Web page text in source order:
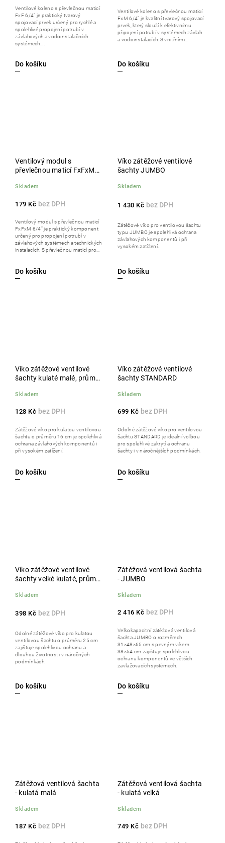
Do košíku
Ventilové koleno s převlečnou maticí
FxF 6/4" je praktický tvarový
spojovací prvek určený pro rychlé a
spolehlivé propojení potrubí v
závlahových a vodoinstalačních
systémech....
Do košíku
Ventilové koleno s převlečnou maticí
FxM 6/4" je kvalitní tvarový spojovací
prvek, který slouží k efektivnímu
připojení potrubí v systémech závlah
a vodoinstalacích. S vnitřními...
Ventilový modul s
převlečnou maticí FxFxM
Skladem
179 Kč
Do košíku
Ventilový modul s převlečnou maticí
FxFxM 6/4" je praktický komponent
určený pro propojení potrubí v
závlahových systémech a technických
instalacích. S převlečnou maticí pro...
Víko zátěžové ventilové
šachty JUMBO
Skladem
1 430 Kč
Do košíku
Zátěžové víko pro ventilovou šachtu
typu JUMBO je spolehlivá ochrana
závlahových komponentů i při
vysokém zatížení.
Víko zátěžové ventilové
šachty kulaté malé, průměr
Skladem
128 Kč
Do košíku
Zátěžové víko pro kulatou ventilovou
šachtu o průměru 16 cm je spolehlivá
ochrana závlahových komponentů i
při vysokém zatížení.
Víko zátěžové ventilové
šachty STANDARD
Skladem
699 Kč
Do košíku
Odolné zátěžové víko pro ventilovou
šachtu STANDARD je ideální volbou
pro spolehlivé zakrytí a ochranu
šachty i v náročnějších podmínkách.
Víko zátěžové ventilové
šachty velké kulaté, průměr
Skladem
398 Kč
Do košíku
Odolné zátěžové víko pro kulatou
ventilovou šachtu o průměru 25 cm
zajišťuje spolehlivou ochranu a
dlouhou životnost i v náročných
podmínkách.
Zátěžová ventilová šachta
- JUMBO
Skladem
2 416 Kč
Do košíku
Velkokapacitní zátěžová ventilová
šachta JUMBO o rozměrech
31×48×65 cm s pevným víkem
38×54 cm zajišťuje spolehlivou
ochranu komponentů ve větších
zavlažovacích systémech.
Zátěžová ventilová šachta
- kulatá malá
Skladem
187 Kč
Zátěžová ventilová šachta
- kulatá velká
Skladem
749 Kč